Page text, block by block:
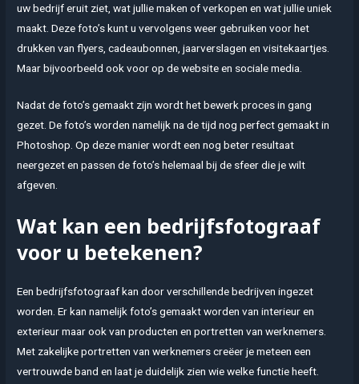
uw bedrijf eruit ziet, wat jullie maken of verkopen en wat jullie uniek
maakt. Deze foto’s kunt u vervolgens weer gebruiken voor het
drukken van flyers, cadeaubonnen, jaarverslagen en visitekaartjes.
Maar bijvoorbeeld ook voor op de website en sociale media.
Nadat de foto’s gemaakt zijn wordt het bewerk proces in gang
gezet. De foto’s worden namelijk na de tijd nog perfect gemaakt in
Photoshop. Op deze manier wordt een nog beter resultaat
neergezet en passen de foto’s helemaal bij de sfeer die je wilt
afgeven.
Wat kan een bedrijfsfotograaf
voor u betekenen?
Een bedrijfsfotograaf kan door verschillende bedrijven ingezet
worden. Er kan namelijk foto’s gemaakt worden van interieur en
exterieur maar ook van producten en portretten van werknemers.
Met zakelijke portretten van werknemers creëer je meteen een
vertrouwde band en laat je duidelijk zien wie welke functie heeft.